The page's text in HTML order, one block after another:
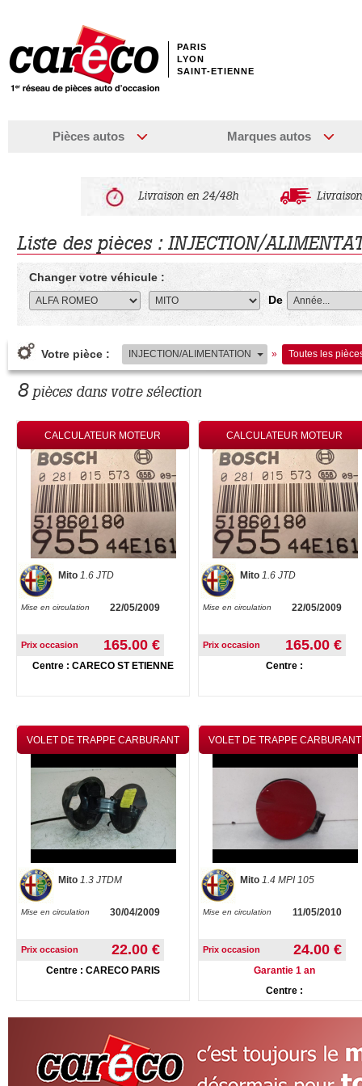
PARIS
LYON
SAINT-ETIENNE
Pièces autos Marques autos
Livraison en 24/48h
Liste des pièces : INJECTION/
Changer votre véhicule :
De
Votre pièce : INJECTION/ALIMENTATION » Toutes les
8pièces dans votre sélection
CALCULATEUR MOTEUR
Mito 1.6 JTD
Mise en circulation 22/05/2009
Prix occasion 165.00 €
Centre : CARECO ST ETIENNE
CALCULATEUR MOTEUR
Mito 1.6 JTD
Mise en circulation 22/05/2009
Prix occasion 165.00 €
Centre :
VOLET DE TRAPPE CARBURANT
Mito 1.3 JTDM
Mise en circulation 30/04/2009
Prix occasion 22.00 €
Centre : CARECO PARIS
VOLET DE TRAPPE CARBURANT
Mito 1.4 MPI 105
Mise en circulation 11/05/2010
Prix occasion 24.00 €
Garantie 1 an
Centre :